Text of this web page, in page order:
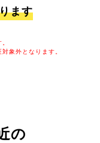
ます
象外となります。
の